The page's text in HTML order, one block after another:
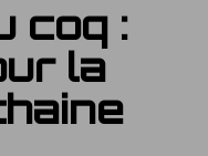
coq :
la